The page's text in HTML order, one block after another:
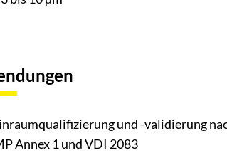
und -validierung
Annex 1 und VDI 2083